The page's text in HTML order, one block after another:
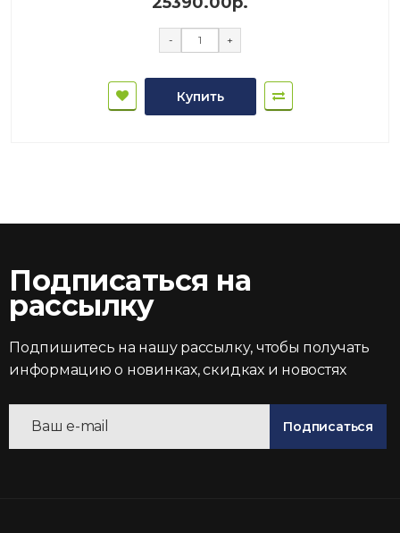
- +
Купить
Подписаться на
рассылку
Подпишитесь на нашу рассылку, чтобы получать
информацию о новинках, скидках и новостях
Подписаться